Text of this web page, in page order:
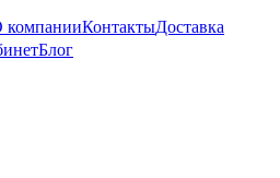
компанииКонтактыДоставка
Блог